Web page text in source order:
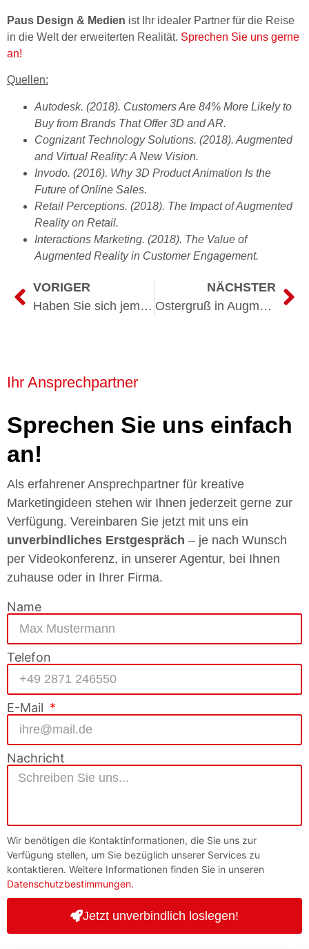
Paus Design & Medien ist Ihr idealer Partner für die Reise
in die Welt der erweiterten Realität. Sprechen Sie uns gerne
an!
Quellen:
Autodesk. (2018). Customers Are 84% More Likely to
Buy from Brands That Offer 3D and AR.
Cognizant Technology Solutions. (2018). Augmented
and Virtual Reality: A New Vision.
Invodo. (2016). Why 3D Product Animation Is the
Future of Online Sales.
Retail Perceptions. (2018). The Impact of Augmented
Reality on Retail.
Interactions Marketing. (2018). The Value of
Augmented Reality in Customer Engagement.
VORIGER
Haben Sie sich jemals gefragt, wie Sie Ihre Abschlussquote im B2B-Vertrieb steigern können?
NÄCHSTER
Ostergruß in Augmented Reality (AR)! Paus wünscht schöne Ostertage!
Ihr Ansprechpartner
Sprechen Sie uns einfach
an!
Als erfahrener Ansprechpartner für kreative
Marketingideen stehen wir Ihnen jederzeit gerne zur
Verfügung. Vereinbaren Sie jetzt mit uns ein
unverbindliches Erstgespräch – je nach Wunsch
per Videokonferenz, in unserer Agentur, bei Ihnen
zuhause oder in Ihrer Firma.
Name
Telefon
E-Mail
Nachricht
Wir benötigen die Kontaktinformationen, die Sie uns zur
Verfügung stellen, um Sie bezüglich unserer Services zu
kontaktieren. Weitere Informationen finden Sie in unseren
Datenschutzbestimmungen.
Jetzt unverbindlich loslegen!